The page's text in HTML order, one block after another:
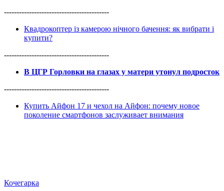
------------------------------------------
Квадрокоптер із камерою нічного бачення: як вибрати і
купити?
------------------------------------------
В ЦГР Горловки на глазах у матери утонул подросток
------------------------------------------
Купить Айфон 17 и чехол на Айфон: почему новое
поколение смартфонов заслуживает внимания
Кочегарка